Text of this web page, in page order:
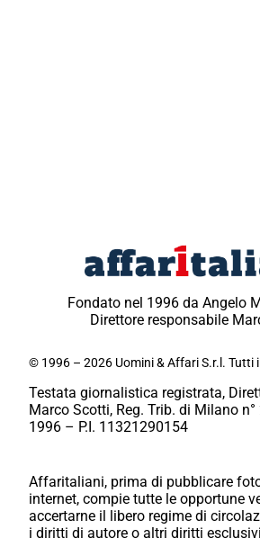
Fondato nel 1996 da Angelo
Direttore responsabile
© 1996 – 2026 Uomini & Affari S.r.l. Tutti
Testata giornalistica registrata,
Marco Scotti, Reg. Trib. di Milano n°
1996 – P.I. 11321290154
Affaritaliani, prima di pubblicare
internet, compie tutte le opportune
accertarne il libero regime di
i diritti di autore o altri diritti